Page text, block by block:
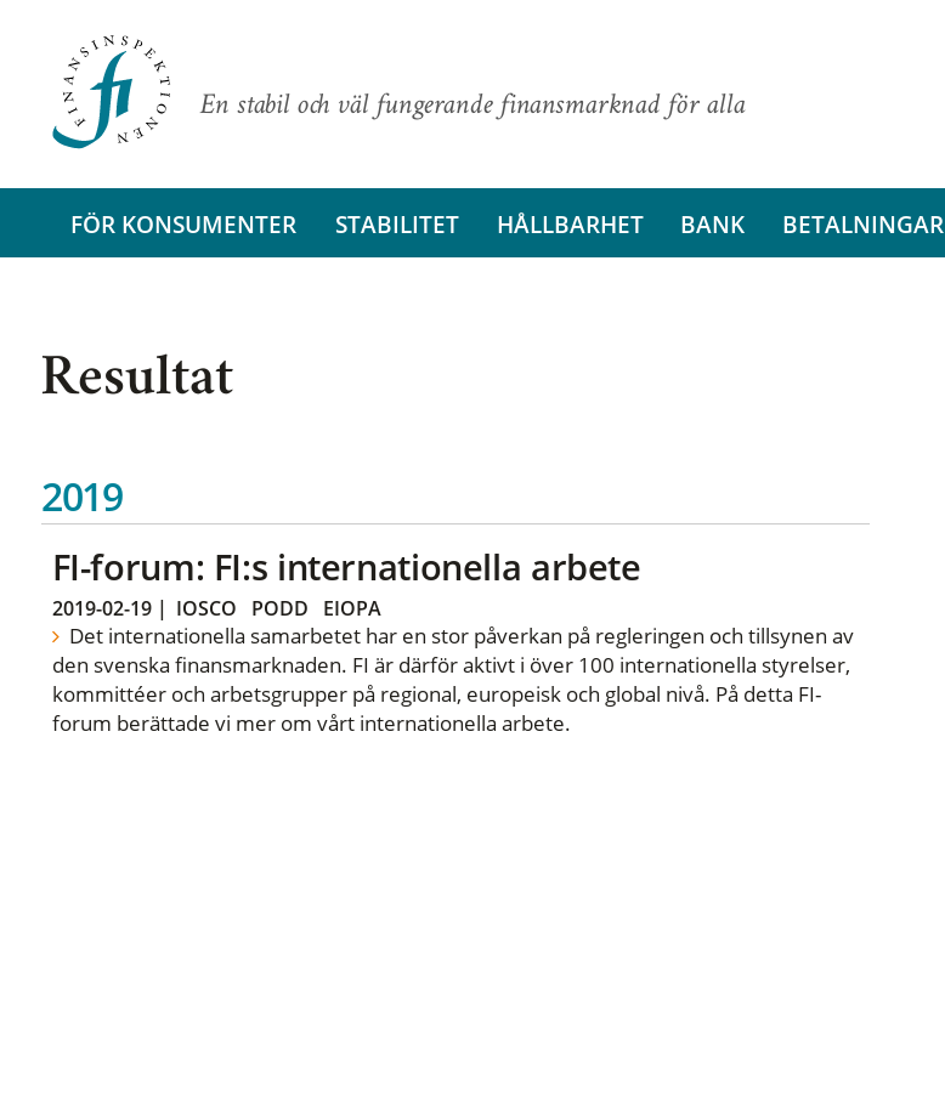
En stabil och väl fungerande finansmarknad för alla
FÖR KONSUMENTER STABILITET HÅLLBARHET BANK BETALNINGAR
Resultat
2019
FI-forum: FI:s internationella arbete
2019-02-19| IOSCO PODD EIOPA
Det internationella samarbetet har en stor påverkan på regleringen och tillsynen av
den svenska finansmarknaden. FI är därför aktivt i över 100 internationella styrelser,
kommittéer och arbetsgrupper på regional, europeisk och global nivå. På detta FI-
forum berättade vi mer om vårt internationella arbete.